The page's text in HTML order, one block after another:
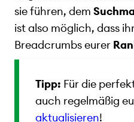
sie führen, dem
ist also möglich, dass
Breadcrumbs eurer
Tipp: Für die
auch regelmäßig
aktualisieren!